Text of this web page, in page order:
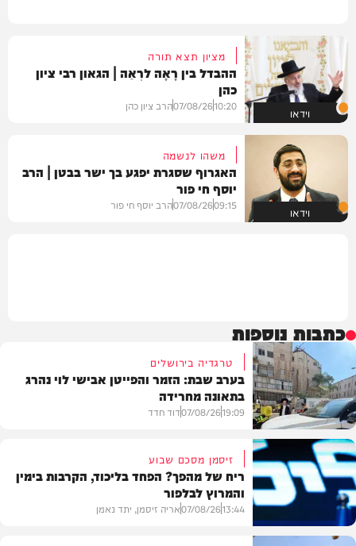
וידאו
מציון תצא תורה
ההבדל בין רָאָה לרְאֵה | הגאון רבי ציון
כהן
10:20
07/08/26הרב ציון כהן
וידאו
משהו לנשמה
האגרוף שסגרת יפגע בך ישר בבטן | הרב
יוסף חי פור
09:15
07/08/26הרב יוסף חי פור
כתבות נוספות
בארץ
טרגדיה בירושלים
בערב שבת: הזמר והפייטן אבישי לוי נהרג
בתאונה מחרידה
19:09
07/08/26דוד חדד
זיסמן מסכם שבוע
ריח של מהפך? הפחד בליכוד, הקרבות בימין
והמרוץ לבלפור
13:44
07/08/26אריה זיסמן, יתד נאמן